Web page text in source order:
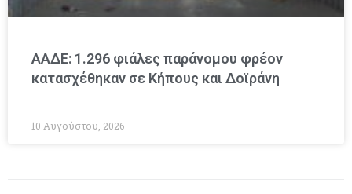
ΑΑΔΕ: 1.296 φιάλες παράνομου φρέον
κατασχέθηκαν σε Κήπους και Δοϊράνη
10 Αυγούστου, 2026